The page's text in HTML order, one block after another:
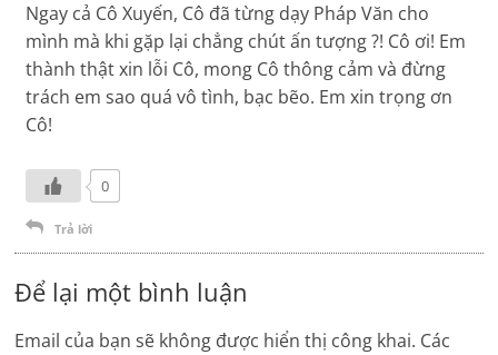
Ngay cả Cô Xuyến, Cô đã từng dạy Pháp Văn cho
mình mà khi gặp lại chẳng chút ấn tượng ?! Cô ơi! Em
thành thật xin lỗi Cô, mong Cô thông cảm và đừng
trách em sao quá vô tình, bạc bẽo. Em xin trọng ơn
Cô!
0
Trả lời
Để lại một bình luận
Email của bạn sẽ không được hiển thị công khai. Các